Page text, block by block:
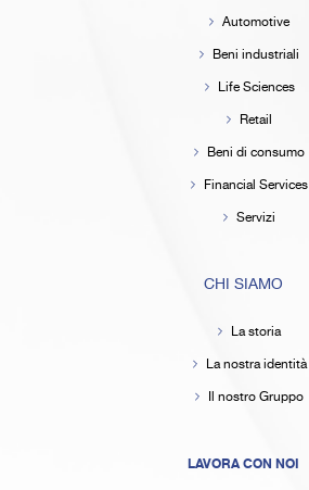
Automotive
Beni industriali
Life Sciences
Retail
Beni di consumo
Financial Services
Servizi
CHI SIAMO
La storia
La nostra identità
Il nostro Gruppo
LAVORA CON NOI